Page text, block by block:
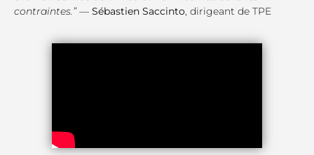
contraintes.”— Sébastien Saccinto, dirigeant de TPE